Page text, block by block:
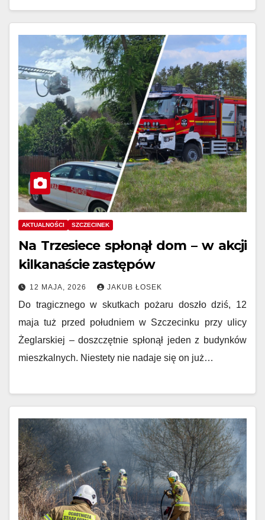
AKTUALNOŚCI SZCZECINEK
Na Trzesiece spłonął dom – w akcji
kilkanaście zastępów
12 MAJA, 2026 JAKUB ŁOSEK
Do tragicznego w skutkach pożaru doszło dziś, 12
maja tuż przed południem w Szczecinku przy ulicy
Żeglarskiej – doszczętnie spłonął jeden z budynków
mieszkalnych. Niestety nie nadaje się on już…